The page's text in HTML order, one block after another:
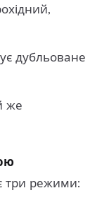
дубльоване
же
три режими: